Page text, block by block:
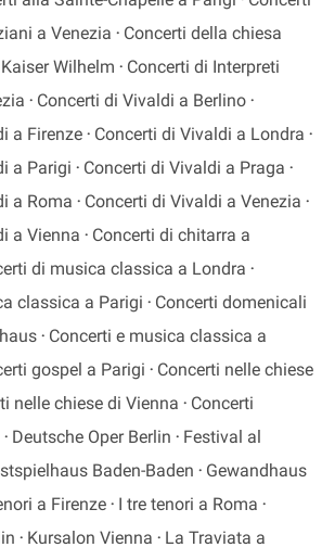
a Venezia
Concerti della chiesa
Wilhelm
Concerti di Interpreti
Concerti di Vivaldi a Berlino
a Firenze
Concerti di Vivaldi a Londra
a Parigi
Concerti di Vivaldi a Praga
a Roma
Concerti di Vivaldi a Venezia
a Vienna
Concerti di chitarra a
di musica classica a Londra
classica a Parigi
Concerti domenicali
Concerti e musica classica a
gospel a Parigi
Concerti nelle chiese
nelle chiese di Vienna
Concerti
Deutsche Oper Berlin
Festival al
Baden-Baden
Gewandhaus
a Firenze
I tre tenori a Roma
Kursalon Vienna
La Traviata a